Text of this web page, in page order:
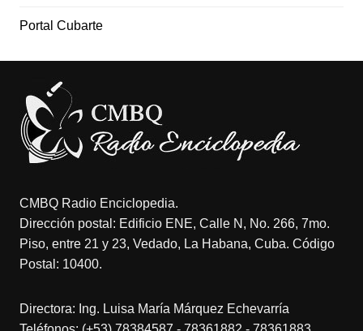
Portal Cubarte
CMBQ Radio Enciclopedia.
Dirección postal: Edificio ENE, Calle N, No. 266, 7mo.
Piso, entre 21 y 23, Vedado, La Habana, Cuba. Código
Postal: 10400.
Directora: Ing. Luisa María Márquez Echevarría